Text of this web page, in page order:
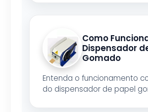
Como
Dispensador
Gomado
Entenda o funcionamento
do dispensador de papel